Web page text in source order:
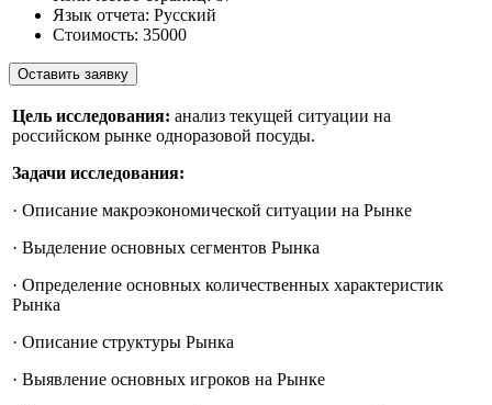
Язык отчета: Русский
Стоимость: 35000
Оставить заявку
Цель исследования: анализ текущей ситуации на
российском рынке одноразовой посуды.
Задачи исследования:
· Описание макроэкономической ситуации на Рынке
· Выделение основных сегментов Рынка
· Определение основных количественных характеристик
Рынка
· Описание структуры Рынка
· Выявление основных игроков на Рынке